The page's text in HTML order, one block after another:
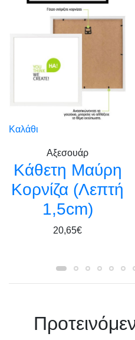
Καλάθι
Αξεσουάρ
Kάθετη Μαύρη
Κορνίζα (Λεπτή
1,5cm)
20,65€